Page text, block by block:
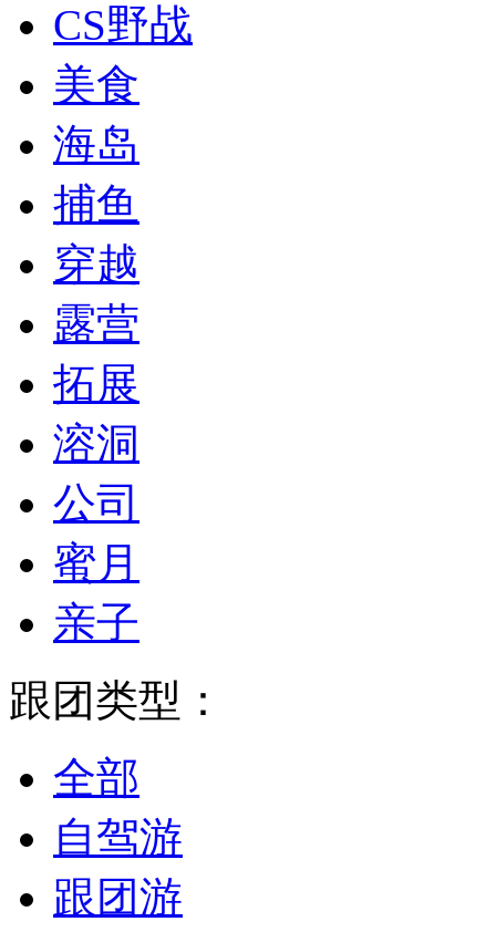
CS野战
美食
海岛
捕鱼
穿越
露营
拓展
溶洞
公司
蜜月
亲子
跟团类型：
全部
自驾游
跟团游